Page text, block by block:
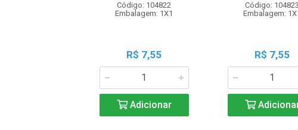
Código: 104822
Embalagem: 1X1
R$ 7,55
Adicionar
Código: 104823
Embalagem:
R$ 7,55